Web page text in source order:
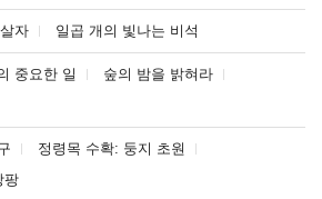
자 일곱 개의 빛나는 비석
중요한 일
숲의 밤을 밝혀라
정령목 수확: 둥지 초원
팡